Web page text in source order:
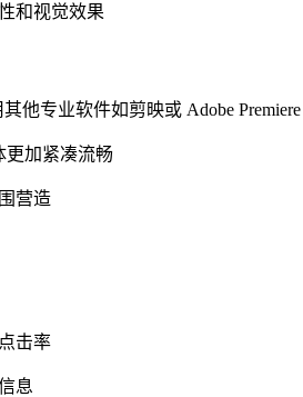
和视觉效果
他专业软件如剪映或 Adobe Premiere
更加紧凑流畅
营造
击率
息